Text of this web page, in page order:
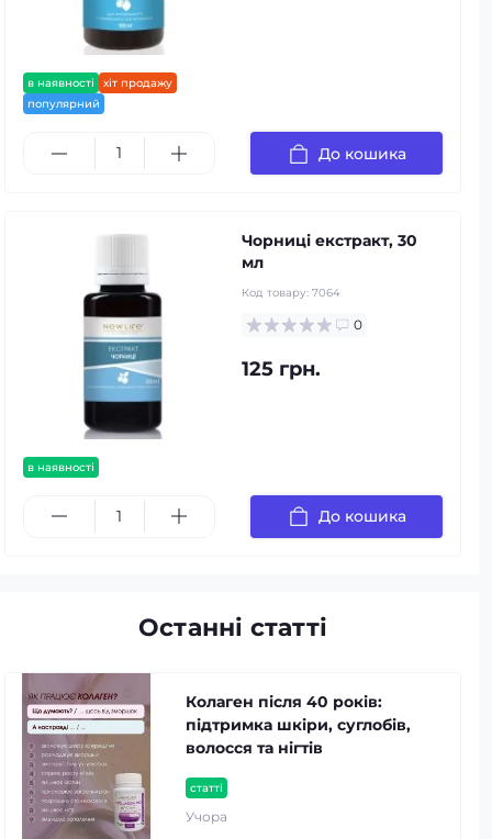
в наявності
хіт продажу
популярний
До кошика
в наявності
Чорниці екстракт, 30
мл
Код товару: 7064
0
125 грн.
До кошика
Останні статті
статті
Учора
Колаген після 40 років:
підтримка шкіри, суглобів,
волосся та нігтів